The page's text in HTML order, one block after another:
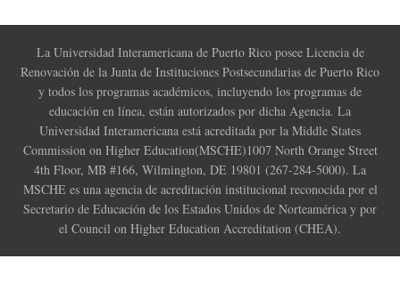
La Universidad Interamericana de Puerto Rico posee Licencia de
Renovación de la Junta de Instituciones Postsecundarias de Puerto Rico
y todos los programas académicos, incluyendo los programas de
educación en línea, están autorizados por dicha Agencia. La
Universidad Interamericana está acreditada por la Middle States
Commission on Higher Education(MSCHE)1007 North Orange Street
4th Floor, MB #166, Wilmington, DE 19801 (267-284-5000). La
MSCHE es una agencia de acreditación institucional reconocida por el
Secretario de Educación de los Estados Unidos de Norteamérica y por
el Council on Higher Education Accreditation (CHEA).